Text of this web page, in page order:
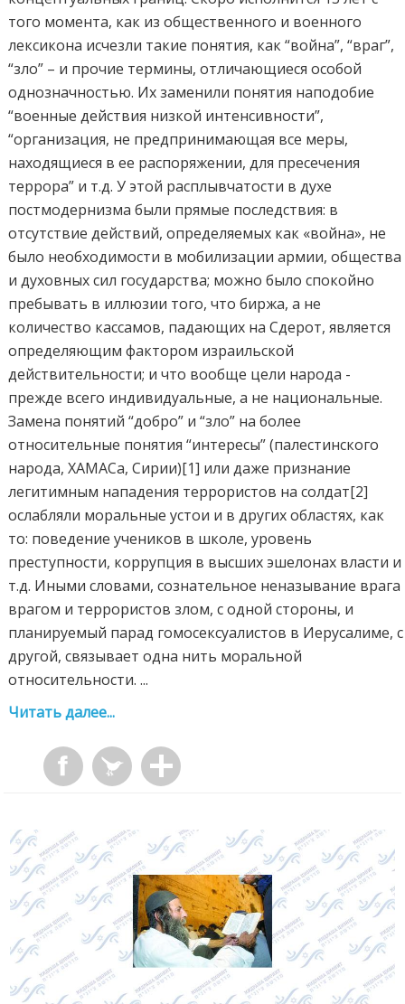
того момента, как из общественного и военного
лексикона исчезли такие понятия, как “война”, “враг”,
“зло” – и прочие термины, отличающиеся особой
однозначностью. Их заменили понятия наподобие
“военные действия низкой интенсивности”,
“организация, не предпринимающая все меры,
находящиеся в ее распоряжении, для пресечения
террора” и т.д. У этой расплывчатости в духе
постмодернизма были прямые последствия: в
отсутствие действий, определяемых как «война», не
было необходимости в мобилизации армии, общества
и духовных сил государства; можно было спокойно
пребывать в иллюзии того, что биржа, а не
количество кассамов, падающих на Сдерот, является
определяющим фактором израильской
действительности; и что вообще цели народа -
прежде всего индивидуальные, а не национальные.
Замена понятий “добро” и “зло” на более
относительные понятия “интересы” (палестинского
народа, ХАМАСа, Сирии)[1] или даже признание
легитимным нападения террористов на солдат[2]
ослабляли моральные устои и в других областях, как
то: поведение учеников в школе, уровень
преступности, коррупция в высших эшелонах власти и
т.д. Иными словами, сознательное неназывание врага
врагом и террористов злом, с одной стороны, и
планируемый парад гомосексуалистов в Иерусалиме, с
другой, связывает одна нить моральной
относительности. ...
Читать далее...